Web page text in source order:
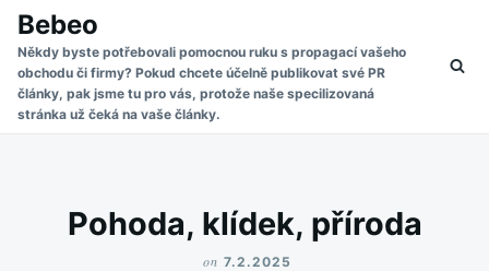
Skip
content
Search
for:
Bebeo
Někdy byste potřebovali pomocnou ruku s propagací vašeho
obchodu či firmy? Pokud chcete účelně publikovat své PR
články, pak jsme tu pro vás, protože naše specilizovaná
stránka už čeká na vaše články.
Pohoda, klídek, příroda
on 7.2.2025